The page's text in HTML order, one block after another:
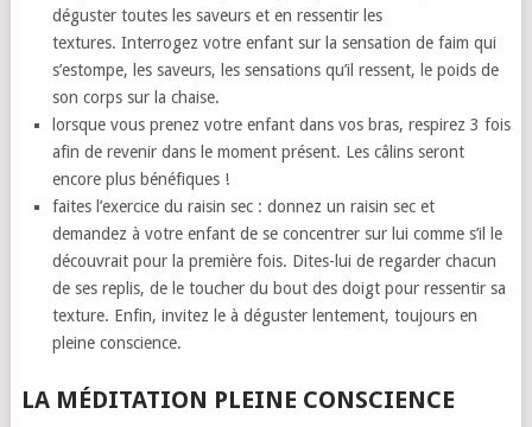
déguster toutes les saveurs et en ressentir les
textures. Interrogez votre enfant sur la sensation de faim qui
s’estompe, les saveurs, les sensations qu’il ressent, le poids de
son corps sur la chaise.
lorsque vous prenez votre enfant dans vos bras, respirez 3 fois
afin de revenir dans le moment présent. Les câlins seront
encore plus bénéfiques !
faites l’exercice du raisin sec : donnez un raisin sec et
demandez à votre enfant de se concentrer sur lui comme s’il le
découvrait pour la première fois. Dites-lui de regarder chacun
de ses replis, de le toucher du bout des doigt pour ressentir sa
texture. Enfin, invitez le à déguster lentement, toujours en
pleine conscience.
LA MÉDITATION PLEINE CONSCIENCE